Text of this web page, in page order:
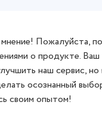
Пожалуйста,
о продукте.
наш сервис, но
осознанный
своим опытом!